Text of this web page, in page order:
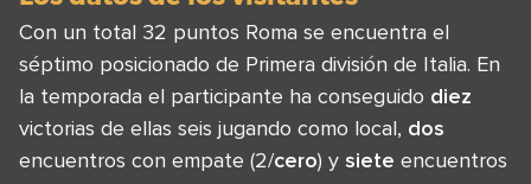
Con un total 32 puntos Roma se encuentra el
séptimo posicionado de Primera división de Italia. En
la temporada el participante ha conseguido diez
victorias de ellas seis jugando como local, dos
encuentros con empate (2/cero) y siete encuentros